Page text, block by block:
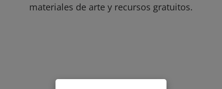
materiales de arte y recursos gratuitos.